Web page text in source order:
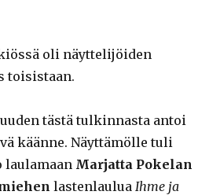
oli näyttelijöiden
toisistaan.
tästä tulkinnasta antoi
käänne. Näyttämölle tuli
Marjatta Pokelan
lastenlaulua Ihme ja